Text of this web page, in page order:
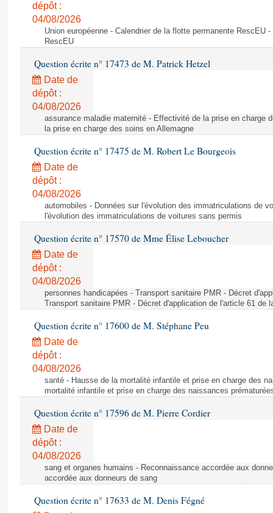
Questions écrites et orales
Comptes rendus des débats
dépôt :
04/08/2026
Union européenne - Calendrier de la flotte permanente RescEU
RescEU
Question écrite n° 17473 de M. Patrick Hetzel
Date de
dépôt :
04/08/2026
assurance maladie maternité - Effectivité de la prise en charge
la prise en charge des soins en Allemagne
Question écrite n° 17475 de M. Robert Le Bourgeois
Date de
dépôt :
04/08/2026
automobiles - Données sur l'évolution des immatriculations de
l'évolution des immatriculations de voitures sans permis
Question écrite n° 17570 de Mme Élise Leboucher
Date de
dépôt :
04/08/2026
personnes handicapées - Transport sanitaire PMR - Décret
Transport sanitaire PMR - Décret d'application de l'article 61 de
Question écrite n° 17600 de M. Stéphane Peu
Date de
dépôt :
04/08/2026
santé - Hausse de la mortalité infantile et prise en charge des
mortalité infantile et prise en charge des naissances
Question écrite n° 17596 de M. Pierre Cordier
Date de
dépôt :
04/08/2026
sang et organes humains - Reconnaissance accordée aux
accordée aux donneurs de sang
Question écrite n° 17633 de M. Denis Fégné